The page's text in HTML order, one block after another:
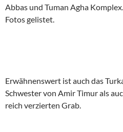
Abbas und Tuman Agha
Fotos gelistet.
Erwähnenswert ist auch das
Schwester von Amir Timur als
reich verzierten Grab.